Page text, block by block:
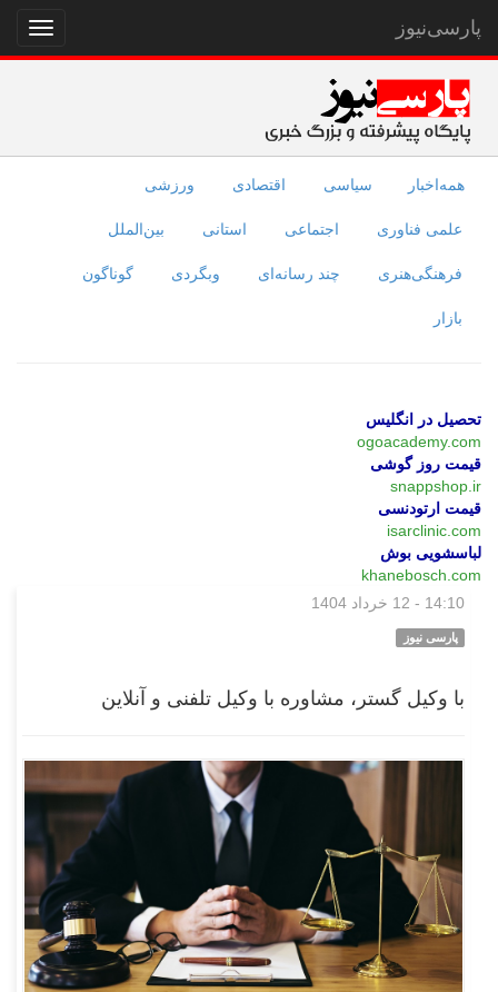
نمایش
منو
پارسی‌نیوز
همه‌اخبار سیاسی اقتصادی ورزشی
علمی فناوری اجتماعی استانی بین‌الملل
فرهنگی‌هنری چند رسانه‌ای وبگردی گوناگون
بازار
تحصیل در انگلیس
ogoacademy.com
قیمت روز گوشی
snappshop.ir
قیمت ارتودنسی
isarclinic.com
لباسشویی بوش
khanebosch.com
14:10 - 12 خرداد 1404
پارسی نیوز
با وکیل گستر، مشاوره با وکیل تلفنی و آنلاین